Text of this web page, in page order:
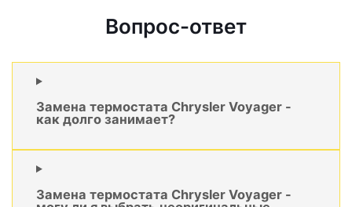
Вопрос-ответ
Замена термостата Chrysler Voyager -
как долго занимает?
Замена термостата Chrysler Voyager -